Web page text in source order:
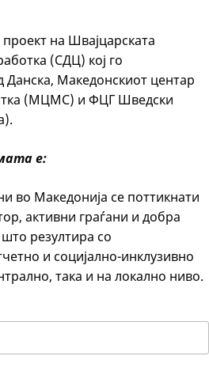
на Швајцарската
(СДЦ) кој го
Македонскиот центар
(МЦМС) и ФЦГ Шведски
е:
во Македонија се поттикнати
активни граѓани и добра
резултира со
и социјално-инклузивно
така и на локално ниво.